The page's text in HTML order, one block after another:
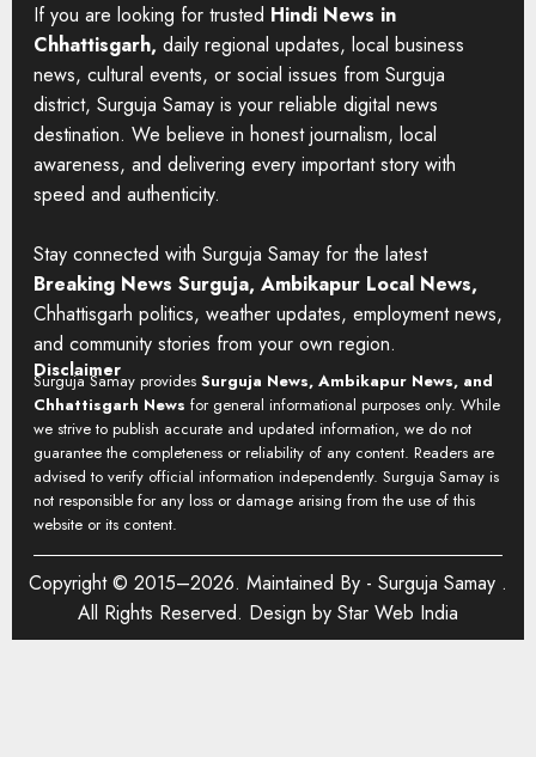
If you are looking for trusted Hindi News in
Chhattisgarh, daily regional updates, local business
news, cultural events, or social issues from Surguja
district, Surguja Samay is your reliable digital news
destination. We believe in honest journalism, local
awareness, and delivering every important story with
speed and authenticity.
Stay connected with Surguja Samay for the latest
Breaking News Surguja, Ambikapur Local News,
Chhattisgarh politics, weather updates, employment news,
and community stories from your own region.
Disclaimer
Surguja Samay provides Surguja News, Ambikapur News, and
Chhattisgarh News for general informational purposes only. While
we strive to publish accurate and updated information, we do not
guarantee the completeness or reliability of any content. Readers are
advised to verify official information independently. Surguja Samay is
not responsible for any loss or damage arising from the use of this
website or its content.
Copyright © 2015–2026. Maintained By - Surguja Samay .
All Rights Reserved. Design by Star Web India